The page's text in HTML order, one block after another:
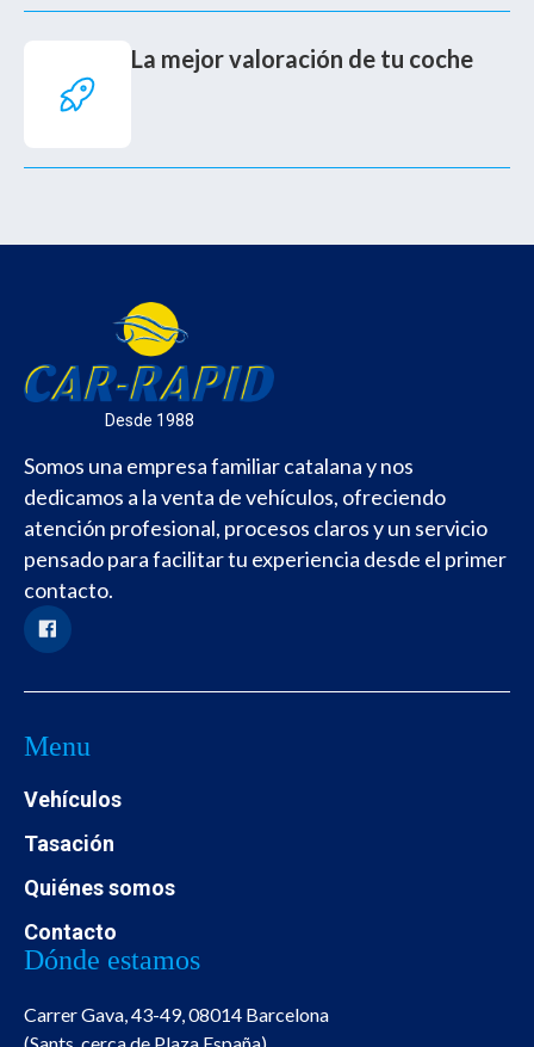
La mejor valoración de tu coche
Desde 1988
Somos una empresa familiar catalana y nos
dedicamos a la venta de vehículos, ofreciendo
atención profesional, procesos claros y un servicio
pensado para facilitar tu experiencia desde el primer
contacto.
Menu
Vehículos
Tasación
Quiénes somos
Contacto
Dónde estamos
Carrer Gava, 43-49, 08014 Barcelona